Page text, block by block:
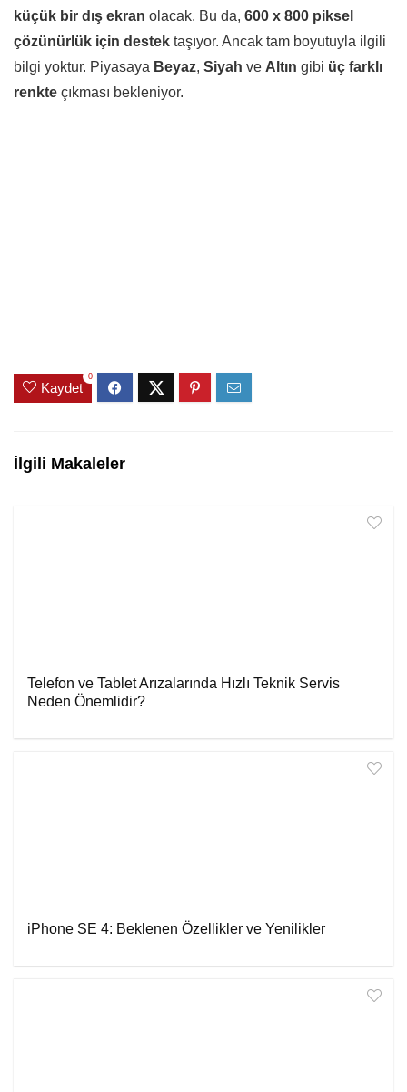
küçük bir dış ekran olacak. Bu da, 600 x 800 piksel
çözünürlük için destek taşıyor. Ancak tam boyutuyla ilgili
bilgi yoktur. Piyasaya Beyaz, Siyah ve Altın gibi üç farklı
renkte çıkması bekleniyor.
Kaydet
0
İlgili Makaleler
Telefon ve Tablet Arızalarında Hızlı Teknik Servis
Neden Önemlidir?
iPhone SE 4: Beklenen Özellikler ve Yenilikler